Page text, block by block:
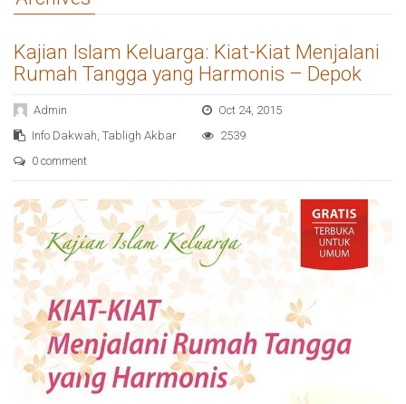
Kajian Islam Keluarga: Kiat-Kiat Menjalani
Rumah Tangga yang Harmonis – Depok
Admin
Oct 24, 2015
Info Dakwah, Tabligh Akbar
2539
0 comment